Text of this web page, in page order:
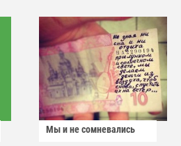
Мы и не сомневались